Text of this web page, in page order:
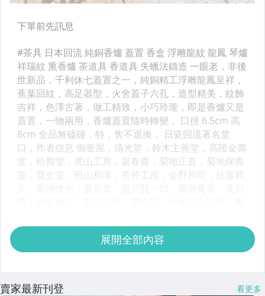
展開全部內容
賣家最新刊登 看更多